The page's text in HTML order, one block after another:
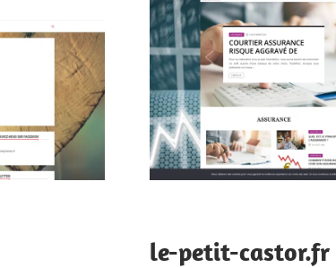
le-petit-castor.fr